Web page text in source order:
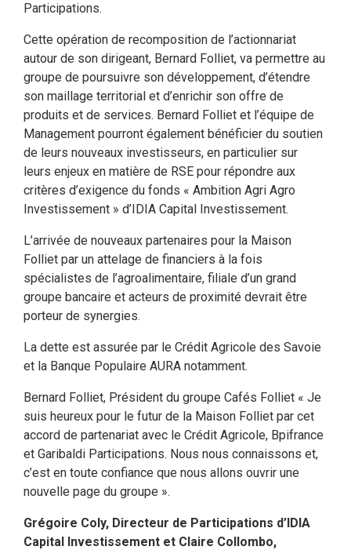
Participations.
Cette opération de recomposition de l’actionnariat
autour de son dirigeant, Bernard Folliet, va permettre au
groupe de poursuivre son développement, d’étendre
son maillage territorial et d’enrichir son offre de
produits et de services. Bernard Folliet et l’équipe de
Management pourront également bénéficier du soutien
de leurs nouveaux investisseurs, en particulier sur
leurs enjeux en matière de RSE pour répondre aux
critères d’exigence du fonds « Ambition Agri Agro
Investissement » d’IDIA Capital Investissement.
L’arrivée de nouveaux partenaires pour la Maison
Folliet par un attelage de financiers à la fois
spécialistes de l’agroalimentaire, filiale d’un grand
groupe bancaire et acteurs de proximité devrait être
porteur de synergies.
La dette est assurée par le Crédit Agricole des Savoie
et la Banque Populaire AURA notamment.
Bernard Folliet, Président du groupe Cafés Folliet « Je
suis heureux pour le futur de la Maison Folliet par cet
accord de partenariat avec le Crédit Agricole, Bpifrance
et Garibaldi Participations. Nous nous connaissons et,
c’est en toute confiance que nous allons ouvrir une
nouvelle page du groupe ».
Grégoire Coly, Directeur de Participations d’IDIA
Capital Investissement et Claire Collombo,